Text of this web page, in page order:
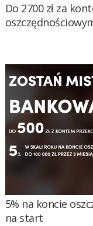
Do 2700 zł za
5% na koncie
na start